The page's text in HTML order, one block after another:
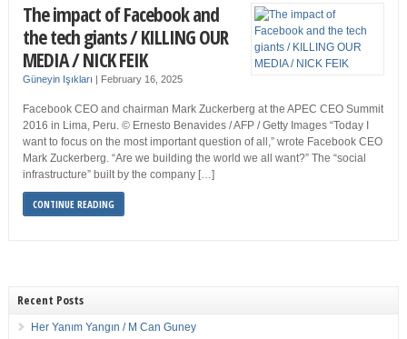
The impact of Facebook and
the tech giants / KILLING OUR
MEDIA / NICK FEIK
Güneyin Işıkları | February 16, 2025
Facebook CEO and chairman Mark Zuckerberg at the APEC CEO Summit
2016 in Lima, Peru. © Ernesto Benavides / AFP / Getty Images “Today I
want to focus on the most important question of all,” wrote Facebook CEO
Mark Zuckerberg. “Are we building the world we all want?” The “social
infrastructure” built by the company […]
CONTINUE READING
Recent Posts
Her Yanım Yangın / M Can Guney